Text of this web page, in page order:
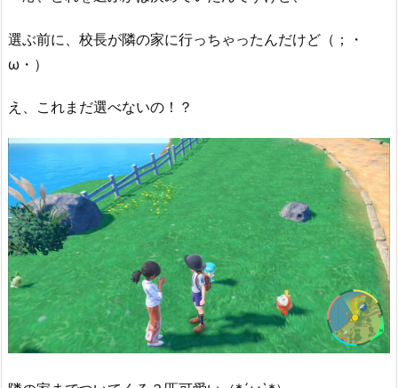
選ぶ前に、校長が隣の家に行っちゃったんだけど（；・
ω・）
え、これまだ選べないの！？